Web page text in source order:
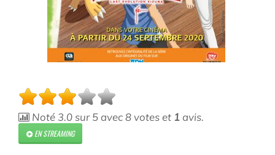
Noté 3.0sur5 avec8votes et 1 avis.
EN STREAMING